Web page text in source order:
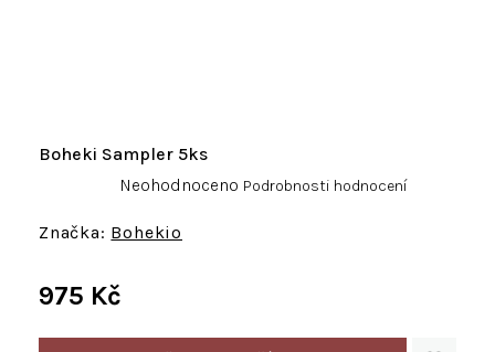
975 Kč
cena:
Boheki Sampler 5ks
Bohekio
Průměrné
produktu
z
hvězdiček.
Neohodnoceno Podrobnosti hodnocení